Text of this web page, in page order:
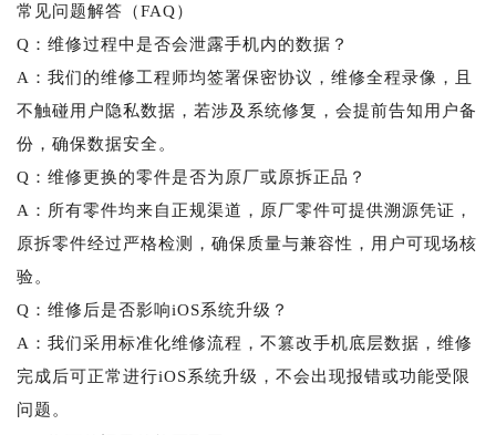
常见问题解答（FAQ）
Q：维修过程中是否会泄露手机内的数据？
A：我们的维修工程师均签署保密协议，维修全程录像，且
不触碰用户隐私数据，若涉及系统修复，会提前告知用户备
份，确保数据安全。
Q：维修更换的零件是否为原厂或原拆正品？
A：所有零件均来自正规渠道，原厂零件可提供溯源凭证，
原拆零件经过严格检测，确保质量与兼容性，用户可现场核
验。
Q：维修后是否影响iOS系统升级？
A：我们采用标准化维修流程，不篡改手机底层数据，维修
完成后可正常进行iOS系统升级，不会出现报错或功能受限
问题。